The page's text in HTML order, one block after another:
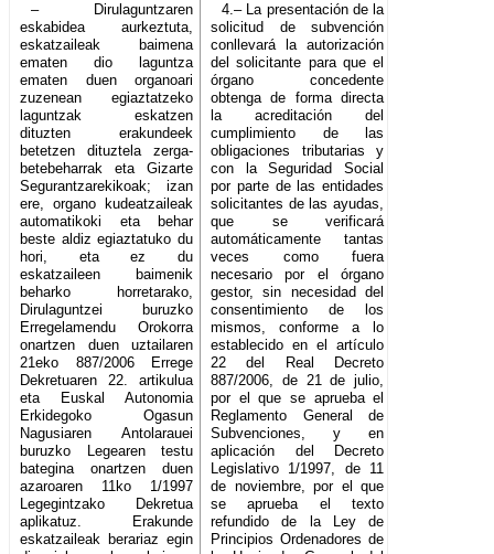
– Dirulaguntzaren
eskabidea aurkeztuta,
eskatzaileak baimena
ematen dio laguntza
ematen duen organoari
zuzenean egiaztatzeko
laguntzak eskatzen
dituzten erakundeek
betetzen dituztela zerga-
betebeharrak eta Gizarte
Segurantzarekikoak; izan
ere, organo kudeatzaileak
automatikoki eta behar
beste aldiz egiaztatuko du
hori, eta ez du
eskatzaileen baimenik
beharko horretarako,
Dirulaguntzei buruzko
Erregelamendu Orokorra
onartzen duen uztailaren
21eko 887/2006 Errege
Dekretuaren 22. artikulua
eta Euskal Autonomia
Erkidegoko Ogasun
Nagusiaren Antolarauei
buruzko Legearen testu
bategina onartzen duen
azaroaren 11ko 1/1997
Legegintzako Dekretua
aplikatuz. Erakunde
eskatzaileak berariaz egin
4.– La presentación de la
solicitud de subvención
conllevará la autorización
del solicitante para que el
órgano concedente
obtenga de forma directa
la acreditación del
cumplimiento de las
obligaciones tributarias y
con la Seguridad Social
por parte de las entidades
solicitantes de las ayudas,
que se verificará
automáticamente tantas
veces como fuera
necesario por el órgano
gestor, sin necesidad del
consentimiento de los
mismos, conforme a lo
establecido en el artículo
22 del Real Decreto
887/2006, de 21 de julio,
por el que se aprueba el
Reglamento General de
Subvenciones, y en
aplicación del Decreto
Legislativo 1/1997, de 11
de noviembre, por el que
se aprueba el texto
refundido de la Ley de
Principios Ordenadores de